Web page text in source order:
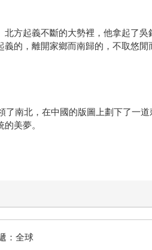
起義不斷的大勢裡，他拿起了吳
的，離開家鄉而南歸的，不取悠閒
南北，在中國的版圖上劃下了一道
美夢。
著金軍，侵占了北宋的土地，攻破
江南建立了政權，沿用「宋」國號
下。五月十一日，伴隨著一聲嬰
金朝長大的孩子，日後會寫下無
：全球